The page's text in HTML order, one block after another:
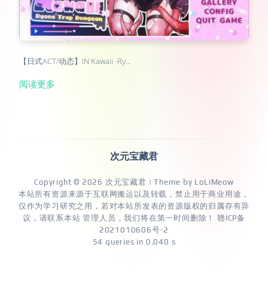
【日式ACT/动态】IN Kawaii -Ry…
阅读更多
次元宝藏君
Copyright © 2026 次元宝藏君 | Theme by LoLiMeow
本站所有资源来源于互联网搬运以及转载，禁止用于商业用途，
仅作为学习研究之用，若对本站所发表的资源版权的归属存有异
议，请联系本站 管理人员，我们将在第一时间删除！ 赣ICP备
2021010606号-2
54 queries in 0.040 s